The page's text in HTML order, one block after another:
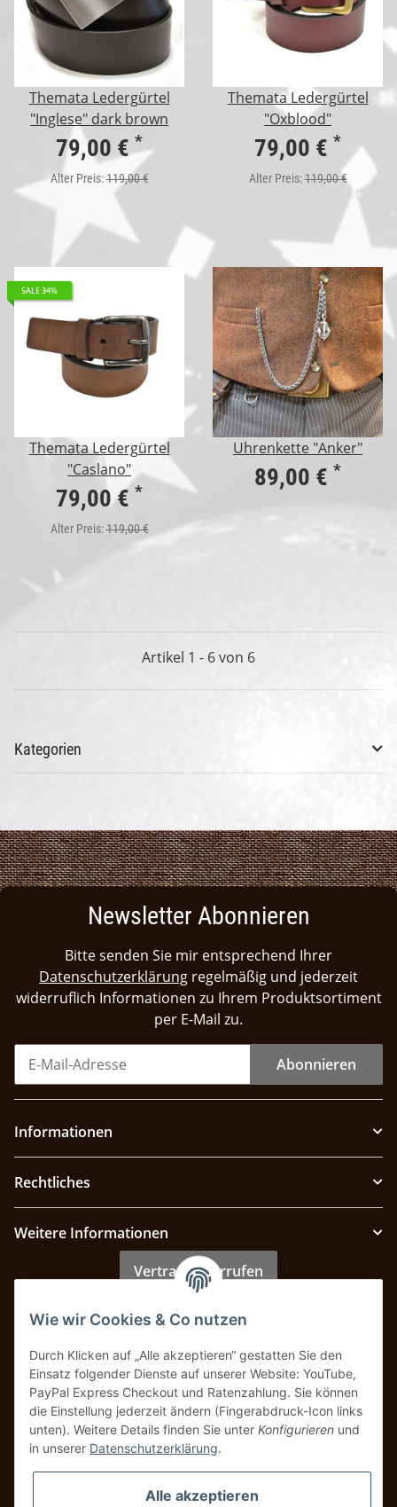
Themata Ledergürtel
"Inglese" dark brown
79,00 €*
Alter Preis:119,00 €
Themata Ledergürtel
"Oxblood"
79,00 € *
Alter Preis:119,00 €
SALE 34%
Themata Ledergürtel
"Caslano"
79,00 € *
Alter Preis:119,00 €
Uhrenkette "Anker"
89,00 € *
Artikel 1 - 6 von 6
Kategorien
Newsletter Abonnieren
Bitte senden Sie mir entsprechend Ihrer
Datenschutzerklärung regelmäßig und jederzeit
widerruflich Informationen zu Ihrem Produktsortiment
per E-Mail zu.
Abonnieren
Informationen
Rechtliches
Weitere Informationen
Vertrag widerrufen
Zahlung & Versand
Wie wir Cookies & Co nutzen
Durch Klicken auf „Alle akzeptieren“ gestatten Sie den
Einsatz folgender Dienste auf unserer Website: YouTube,
PayPal Express Checkout und Ratenzahlung. Sie können
die Einstellung jederzeit ändern (Fingerabdruck-Icon links
unten). Weitere Details finden Sie unter Konfigurieren und
in unserer Datenschutzerklärung.
Alle akzeptieren